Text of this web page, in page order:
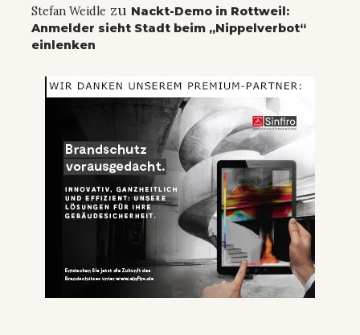
Stefan Weidle zu Nackt-Demo in Rottweil:
Anmelder sieht Stadt beim „Nippelverbot“
einlenken